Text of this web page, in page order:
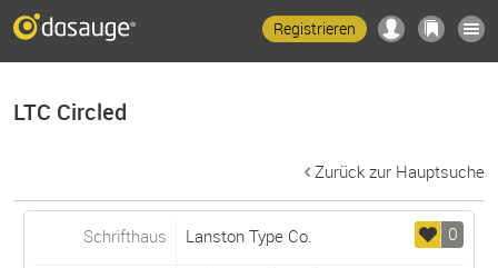
Registrieren
LTC Circled
Zurück zur Hauptsuche
0
Schrifthaus Lanston Type Co.